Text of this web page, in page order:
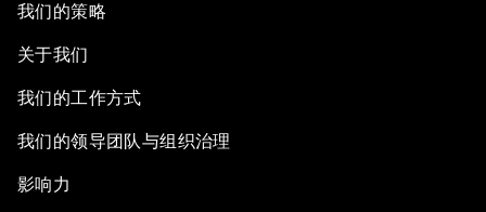
我们的策略
关于我们
我们的工作方式
我们的领导团队与组织治理
影响力